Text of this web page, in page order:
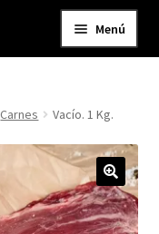
Menú
Carnes Vacío. 1 Kg.